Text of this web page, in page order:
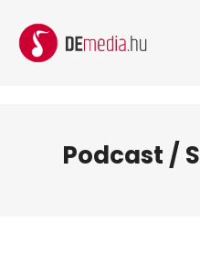
Podcast /